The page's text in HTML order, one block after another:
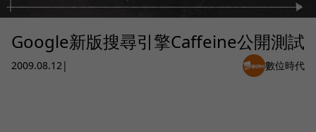
Google新版搜尋引擎Caffeine公開測試
2009.08.12| 數位時代